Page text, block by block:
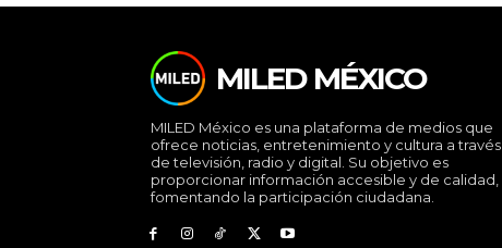
MILED MÉXICO
MILED México es una plataforma de medios que
ofrece noticias, entretenimiento y cultura a través
de televisión, radio y digital. Su objetivo es
proporcionar información accesible y de calidad,
fomentando la participación ciudadana.